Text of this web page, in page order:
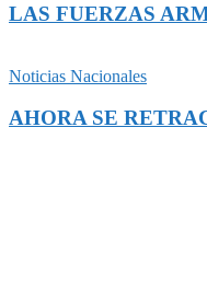
LAS FUERZAS
Noticias Nacionales
AHORA SE